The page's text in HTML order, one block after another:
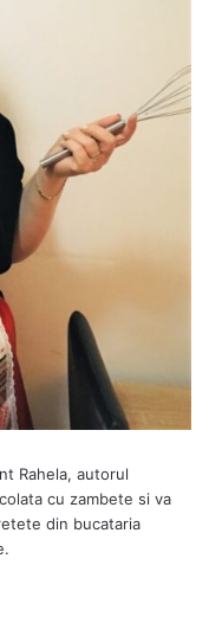
Rahela, autorul
cu zambete si va
din bucataria